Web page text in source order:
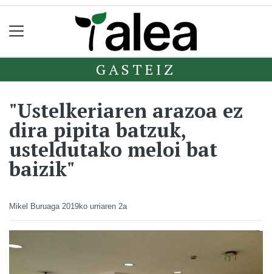
GASTEIZ
"Ustelkeriaren arazoa ez
dira pipita batzuk,
usteldutako meloi bat
baizik"
Mikel Buruaga 2019ko urriaren 2a